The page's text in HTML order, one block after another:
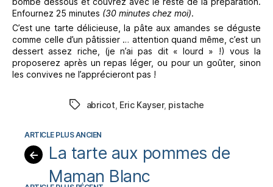
Enfournez 25 minutes (30 minutes chez moi).
C’est une tarte délicieuse, la pâte aux amandes se déguste
comme celle d’un pâtissier … attention quand même, c’est un
dessert assez riche, (je n’ai pas dit « lourd » !) vous la
proposerez après un repas léger, ou pour un goûter, sinon
les convives ne l’apprécieront pas !
Étiquettes
abricot Eric Kayser, pistache
←
La tarte aux pommes de
Maman Blanc